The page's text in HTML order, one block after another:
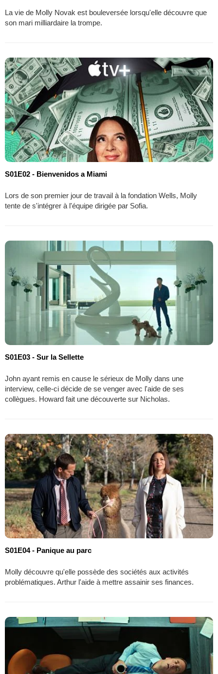
La vie de Molly Novak est bouleversée lorsqu'elle découvre que
son mari milliardaire la trompe.
S01E02 - Bienvenidos a Miami
Lors de son premier jour de travail à la fondation Wells, Molly
tente de s'intégrer à l'équipe dirigée par Sofia.
S01E03 - Sur la Sellette
John ayant remis en cause le sérieux de Molly dans une
interview, celle-ci décide de se venger avec l'aide de ses
collègues. Howard fait une découverte sur Nicholas.
S01E04 - Panique au parc
Molly découvre qu'elle possède des sociétés aux activités
problématiques. Arthur l'aide à mettre assainir ses finances.